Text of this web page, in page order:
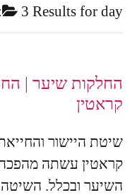
3 Results for day:
החלקות שיער |
קראטין
שיטת היישור
קראטין עשתה
השיער ובכלל.